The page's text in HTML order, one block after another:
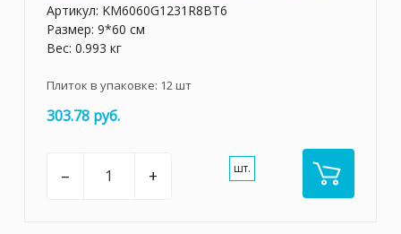
Артикул: KM6060G1231R8BT6
Размер: 9*60 см
Вес: 0.993 кг
Плиток в упаковке: 12шт
303.78 руб.
– + шт.